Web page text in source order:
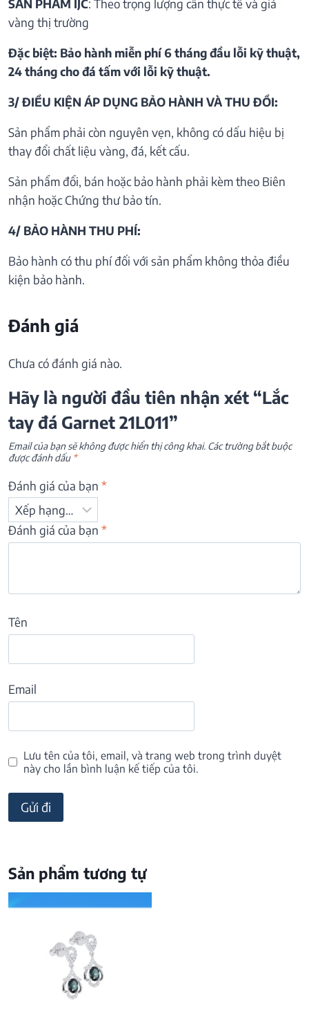
SẢN PHẨM IJC: Theo trọng lượng cân thực tế và giá
vàng thị trường
Đặc biệt: Bảo hành miễn phí 6 tháng đầu lỗi kỹ thuật,
24 tháng cho đá tấm với lỗi kỹ thuật.
3/ ĐIỀU KIỆN ÁP DỤNG BẢO HÀNH VÀ THU ĐỒI:
Sản phẩm phải còn nguyên vẹn, không có dấu hiệu bị
thay đổi chất liệu vàng, đá, kết cấu.
Sản phẩm đổi, bán hoặc bảo hành phải kèm theo Biên
nhận hoặc Chứng thư bảo tín.
4/ BẢO HÀNH THU PHÍ:
Bảo hành có thu phí đối với sản phẩm không thỏa điều
kiện bảo hành.
Đánh giá
Chưa có đánh giá nào.
Hãy là người đầu tiên nhận xét “Lắc
tay đá Garnet 21L011”
Email của bạn sẽ không được hiển thị công khai. Các trường bắt buộc
được đánh dấu *
Đánh giá của bạn *
Đánh giá của bạn *
Tên
Email
Lưu tên của tôi, email, và trang web trong trình duyệt
này cho lần bình luận kế tiếp của tôi.
Sản phẩm tương tự